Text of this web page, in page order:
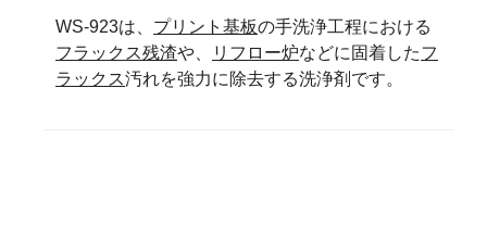
WS-923は、 プリント基板の手洗浄工程における
フラックス残渣や、 リフロー炉などに固着したフ
ラックス汚れを強力に除去する洗浄剤です。